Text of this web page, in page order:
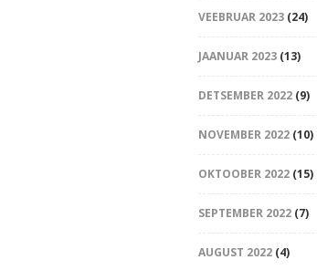
VEEBRUAR 2023(24)
JAANUAR 2023(13)
DETSEMBER 2022(9)
NOVEMBER 2022(10)
OKTOOBER 2022(15)
SEPTEMBER 2022(7)
AUGUST 2022(4)